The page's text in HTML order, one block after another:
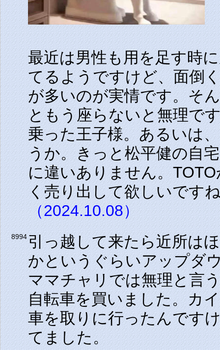
最近は男性も用を足す時
てるようですけど、面倒
が多いのが実情です。そ
ともう座らないと無理で
乗った王子様。あるいは
うか。きっと松平健の自
に違いありません。
く売り出して欲しいです
（2024.10.08）
8994引っ越して来たら近所は
かというぐらいアップダ
ママチャリでは無理と言
自転車を買いました。カ
車を取りに行ったんです
てました。